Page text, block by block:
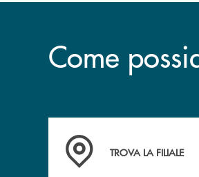
Come
Accedi all' elenco
TROVA LA FILIALE